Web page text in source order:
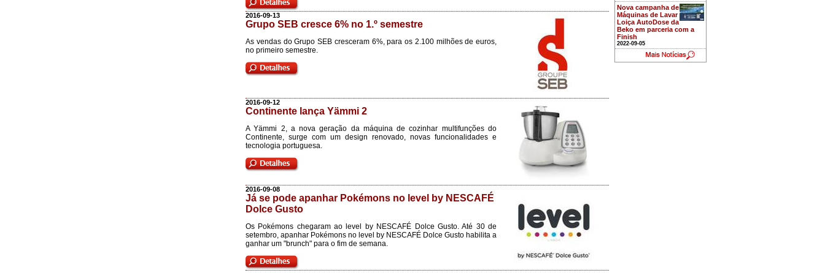
2016-09-13
Grupo SEB cresce 6% no 1.º semestre
As vendas do Grupo SEB cresceram 6%, para os 2.100 milhões de euros,
no primeiro semestre.
2016-09-12
Continente lança Yämmi 2
A Yämmi 2, a nova geração da máquina de cozinhar multifunções do
Continente, surge com um design renovado, novas funcionalidades e
tecnologia portuguesa.
2016-09-08
Já se pode apanhar Pokémons no level by NESCAFÉ
Dolce Gusto
Os Pokémons chegaram ao level by NESCAFÉ Dolce Gusto. Até 30 de
setembro, apanhar Pokémons no level by NESCAFÉ Dolce Gusto habilita a
ganhar um "brunch" para o fim de semana.
Nova campanha de
Máquinas de Lavar
Loiça AutoDose da
Beko em parceria com a
Finish
2022-09-05